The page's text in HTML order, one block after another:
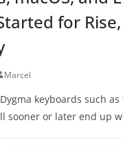
for Rise,
Marcel
keyboards such as
sooner or later end up